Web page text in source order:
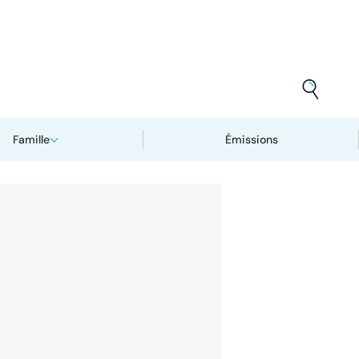
Famille Émissions